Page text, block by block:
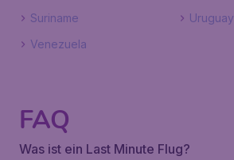
Suriname
Uruguay
Venezuela
FAQ
Was ist ein Last Minute Flug?